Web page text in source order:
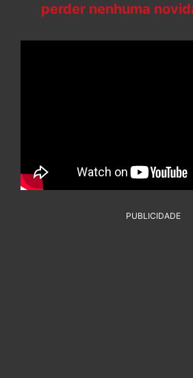
perder nenhuma
PUBLICIDADE